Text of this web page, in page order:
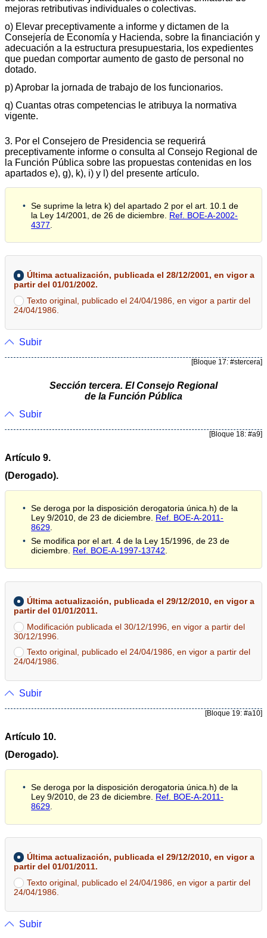
mejoras retributivas individuales o colectivas.
o) Elevar preceptivamente a informe y dictamen de la
Consejería de Economía y Hacienda, sobre la financiación y
adecuación a la estructura presupuestaria, los expedientes
que puedan comportar aumento de gasto de personal no
dotado.
p) Aprobar la jornada de trabajo de los funcionarios.
q) Cuantas otras competencias le atribuya la normativa
vigente.
3. Por el Consejero de Presidencia se requerirá
preceptivamente informe o consulta al Consejo Regional de
la Función Pública sobre las propuestas contenidas en los
apartados e), g), k), i) y l) del presente artículo.
Se suprime la letra k) del apartado 2 por el art. 10.1 de
la Ley 14/2001, de 26 de diciembre. Ref. BOE-A-2002-
4377
Última actualización, publicada el 28/12/2001, en vigor a
partir del 01/01/2002.
Texto original, publicado el 24/04/1986, en vigor a partir del
24/04/1986.
Subir
[Bloque 17: #stercera]
Sección tercera. El Consejo Regional
de la Función Pública
Subir
[Bloque 18: #a9]
Artículo 9.
(Derogado).
Se deroga por la disposición derogatoria única.h) de la
Ley 9/2010, de 23 de diciembre. Ref. BOE-A-2011-
8629
Se modifica por el art. 4 de la Ley 15/1996, de 23 de
diciembre. Ref. BOE-A-1997-13742.
Última actualización, publicada el 29/12/2010, en vigor a
partir del 01/01/2011.
Modificación publicada el 30/12/1996, en vigor a partir del
30/12/1996.
Texto original, publicado el 24/04/1986, en vigor a partir del
24/04/1986.
Subir
[Bloque 19: #a10]
Artículo 10.
(Derogado).
Se deroga por la disposición derogatoria única.h) de la
Ley 9/2010, de 23 de diciembre. Ref. BOE-A-2011-
8629.
Última actualización, publicada el 29/12/2010, en vigor a
partir del 01/01/2011.
Texto original, publicado el 24/04/1986, en vigor a partir del
24/04/1986.
Subir